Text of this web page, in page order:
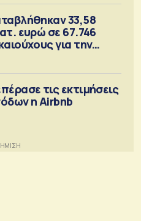
33,58
ευρώ σε 67.746
για την
τις εκτιμήσεις
η Airbnb